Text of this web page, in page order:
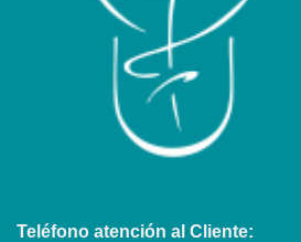
Teléfono atención al Cliente: